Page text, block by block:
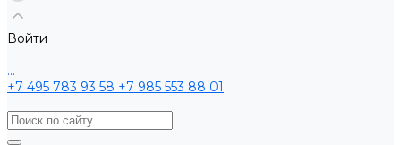
Войти
...
+7 495 783 93 58 +7 985 553 88 01